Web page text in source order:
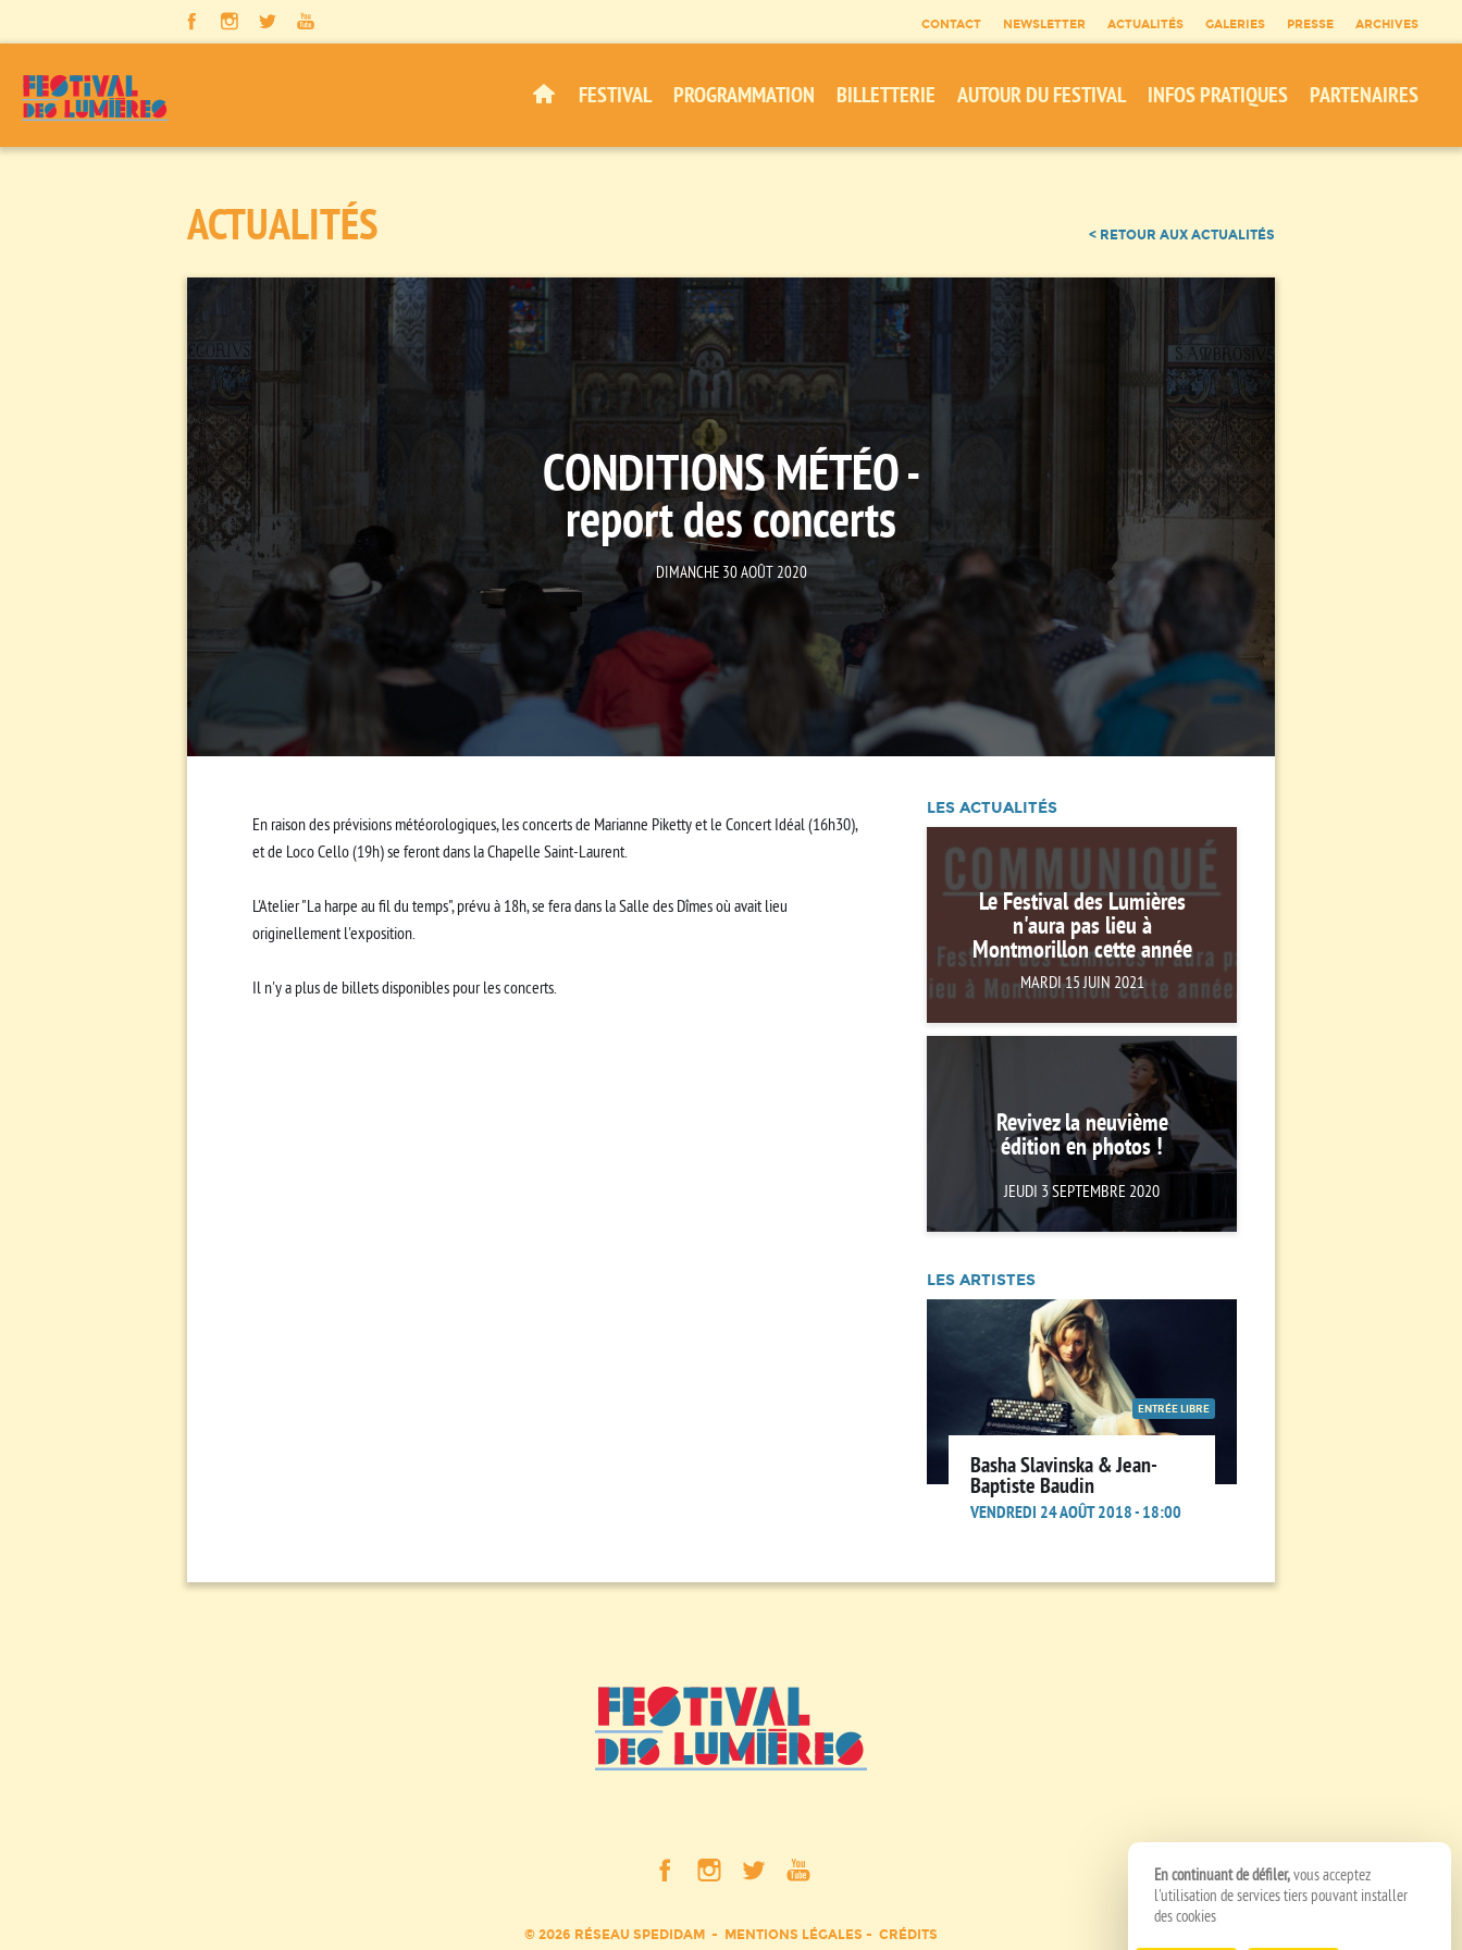
CONTACT NEWSLETTER ACTUALITÉS GALERIES PRESSE ARCHIVES
FESTIVAL PROGRAMMATION BILLETTERIE AUTOUR DU FESTIVAL INFOS PRATIQUES PARTENAIRES
ACTUALITÉS < RETOUR AUX ACTUALITÉS
CONDITIONS MÉTÉO -
report des concerts
DIMANCHE 30 AOÛT 2020
En raison des prévisions météorologiques, les concerts de Marianne Piketty et le Concert Idéal (16h30),
et de Loco Cello (19h) se feront dans la Chapelle Saint-Laurent.
L'Atelier "La harpe au fil du temps", prévu à 18h, se fera dans la Salle des Dîmes où avait lieu
originellement l'exposition.
Il n'y a plus de billets disponibles pour les concerts.
LES ACTUALITÉS
Le Festival des Lumières
n'aura pas lieu à
Montmorillon cette année
MARDI 15 JUIN 2021
Revivez la neuvième
édition en photos !
JEUDI 3 SEPTEMBRE 2020
LES ARTISTES
ENTRÉE LIBRE
Basha Slavinska & Jean-
Baptiste Baudin
VENDREDI 24 AOÛT 2018 - 18:00
© 2026 RÉSEAU SPEDIDAM MENTIONS LÉGALES CRÉDITS
En continuant de défiler,vous acceptez
l'utilisation de services tiers pouvant installer
des cookies